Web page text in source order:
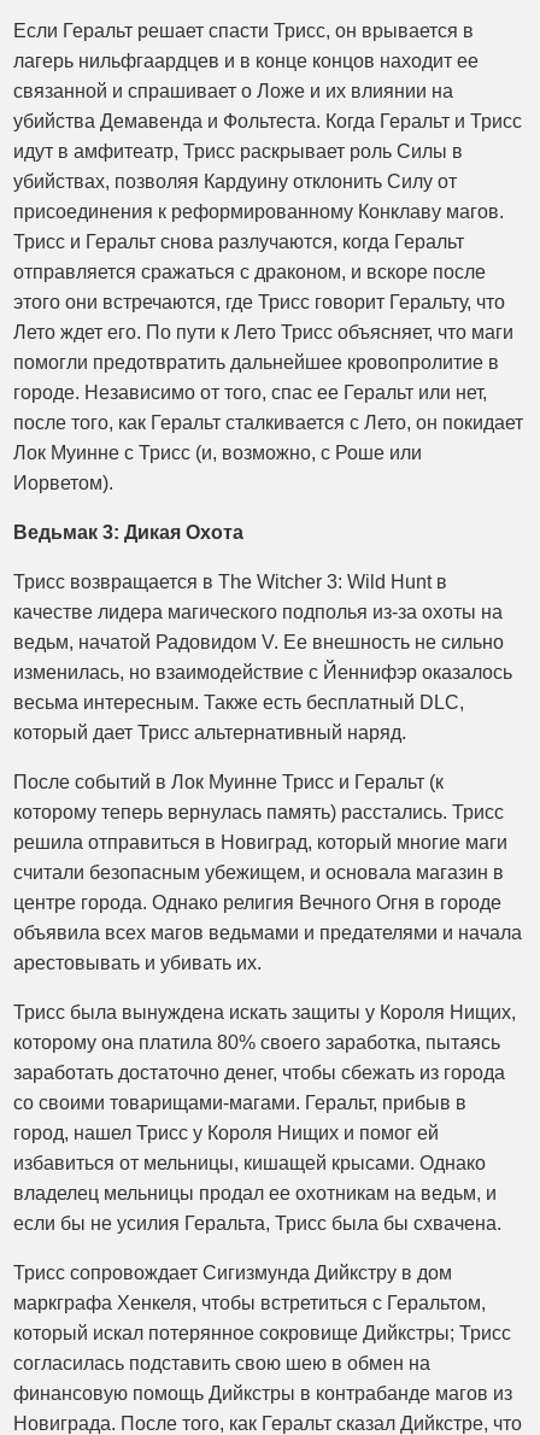
Если Геральт решает спасти Трисс, он врывается в
лагерь нильфгаардцев и в конце концов находит ее
связанной и спрашивает о Ложе и их влиянии на
убийства Демавенда и Фольтеста. Когда Геральт и Трисс
идут в амфитеатр, Трисс раскрывает роль Силы в
убийствах, позволяя Кардуину отклонить Силу от
присоединения к реформированному Конклаву магов.
Трисс и Геральт снова разлучаются, когда Геральт
отправляется сражаться с драконом, и вскоре после
этого они встречаются, где Трисс говорит Геральту, что
Лето ждет его. По пути к Лето Трисс объясняет, что маги
помогли предотвратить дальнейшее кровопролитие в
городе. Независимо от того, спас ее Геральт или нет,
после того, как Геральт сталкивается с Лето, он покидает
Лок Муинне с Трисс (и, возможно, с Роше или
Иорветом).
Ведьмак 3: Дикая Охота
Трисс возвращается в The Witcher 3: Wild Hunt в
качестве лидера магического подполья из-за охоты на
ведьм, начатой ​​Радовидом V. Ее внешность не сильно
изменилась, но взаимодействие с Йеннифэр оказалось
весьма интересным. Также есть бесплатный DLC,
который дает Трисс альтернативный наряд.
После событий в Лок Муинне Трисс и Геральт (к
которому теперь вернулась память) расстались. Трисс
решила отправиться в Новиград, который многие маги
считали безопасным убежищем, и основала магазин в
центре города. Однако религия Вечного Огня в городе
объявила всех магов ведьмами и предателями и начала
арестовывать и убивать их.
Трисс была вынуждена искать защиты у Короля Нищих,
которому она платила 80% своего заработка, пытаясь
заработать достаточно денег, чтобы сбежать из города
со своими товарищами-магами. Геральт, прибыв в
город, нашел Трисс у Короля Нищих и помог ей
избавиться от мельницы, кишащей крысами. Однако
владелец мельницы продал ее охотникам на ведьм, и
если бы не усилия Геральта, Трисс была бы схвачена.
Трисс сопровождает Сигизмунда Дийкстру в дом
маркграфа Хенкеля, чтобы встретиться с Геральтом,
который искал потерянное сокровище Дийкстры; Трисс
согласилась подставить свою шею в обмен на
финансовую помощь Дийкстры в контрабанде магов из
Новиграда. После того, как Геральт сказал Дийкстре, что